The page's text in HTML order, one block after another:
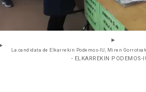
La candidata de Elkarrekin Podemos-IU, Miren
- ELKARREKIN PODEMOS-